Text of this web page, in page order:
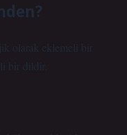
olarak eklemeli bir
bir dildir.